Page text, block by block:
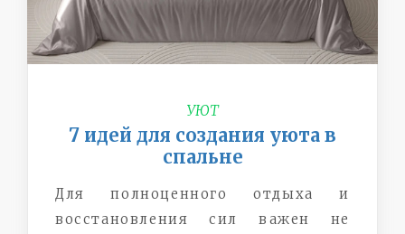
УЮТ
7 идей для создания уюта в
спальне
Для полноценного отдыха и
восстановления сил важен не